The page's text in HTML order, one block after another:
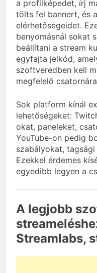
a profilképedet, írj
tölts fel bannert, és
elérhetőségeidet.
benyomásnál sokat
beállítani a stream
egyfajta jelkód,
szoftveredben kell
megfelelő
Sok platform kínál
lehetőségeket:
okat, paneleket,
YouTube-on pedig
szabályokat,
Ezekkel érdemes
egyedibb legyen a
A legjobb
Streamlabs,